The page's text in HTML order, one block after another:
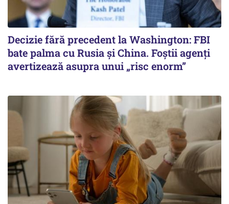
Decizie fără precedent la Washington: FBI
bate palma cu Rusia și China. Foștii agenți
avertizează asupra unui „risc enorm”